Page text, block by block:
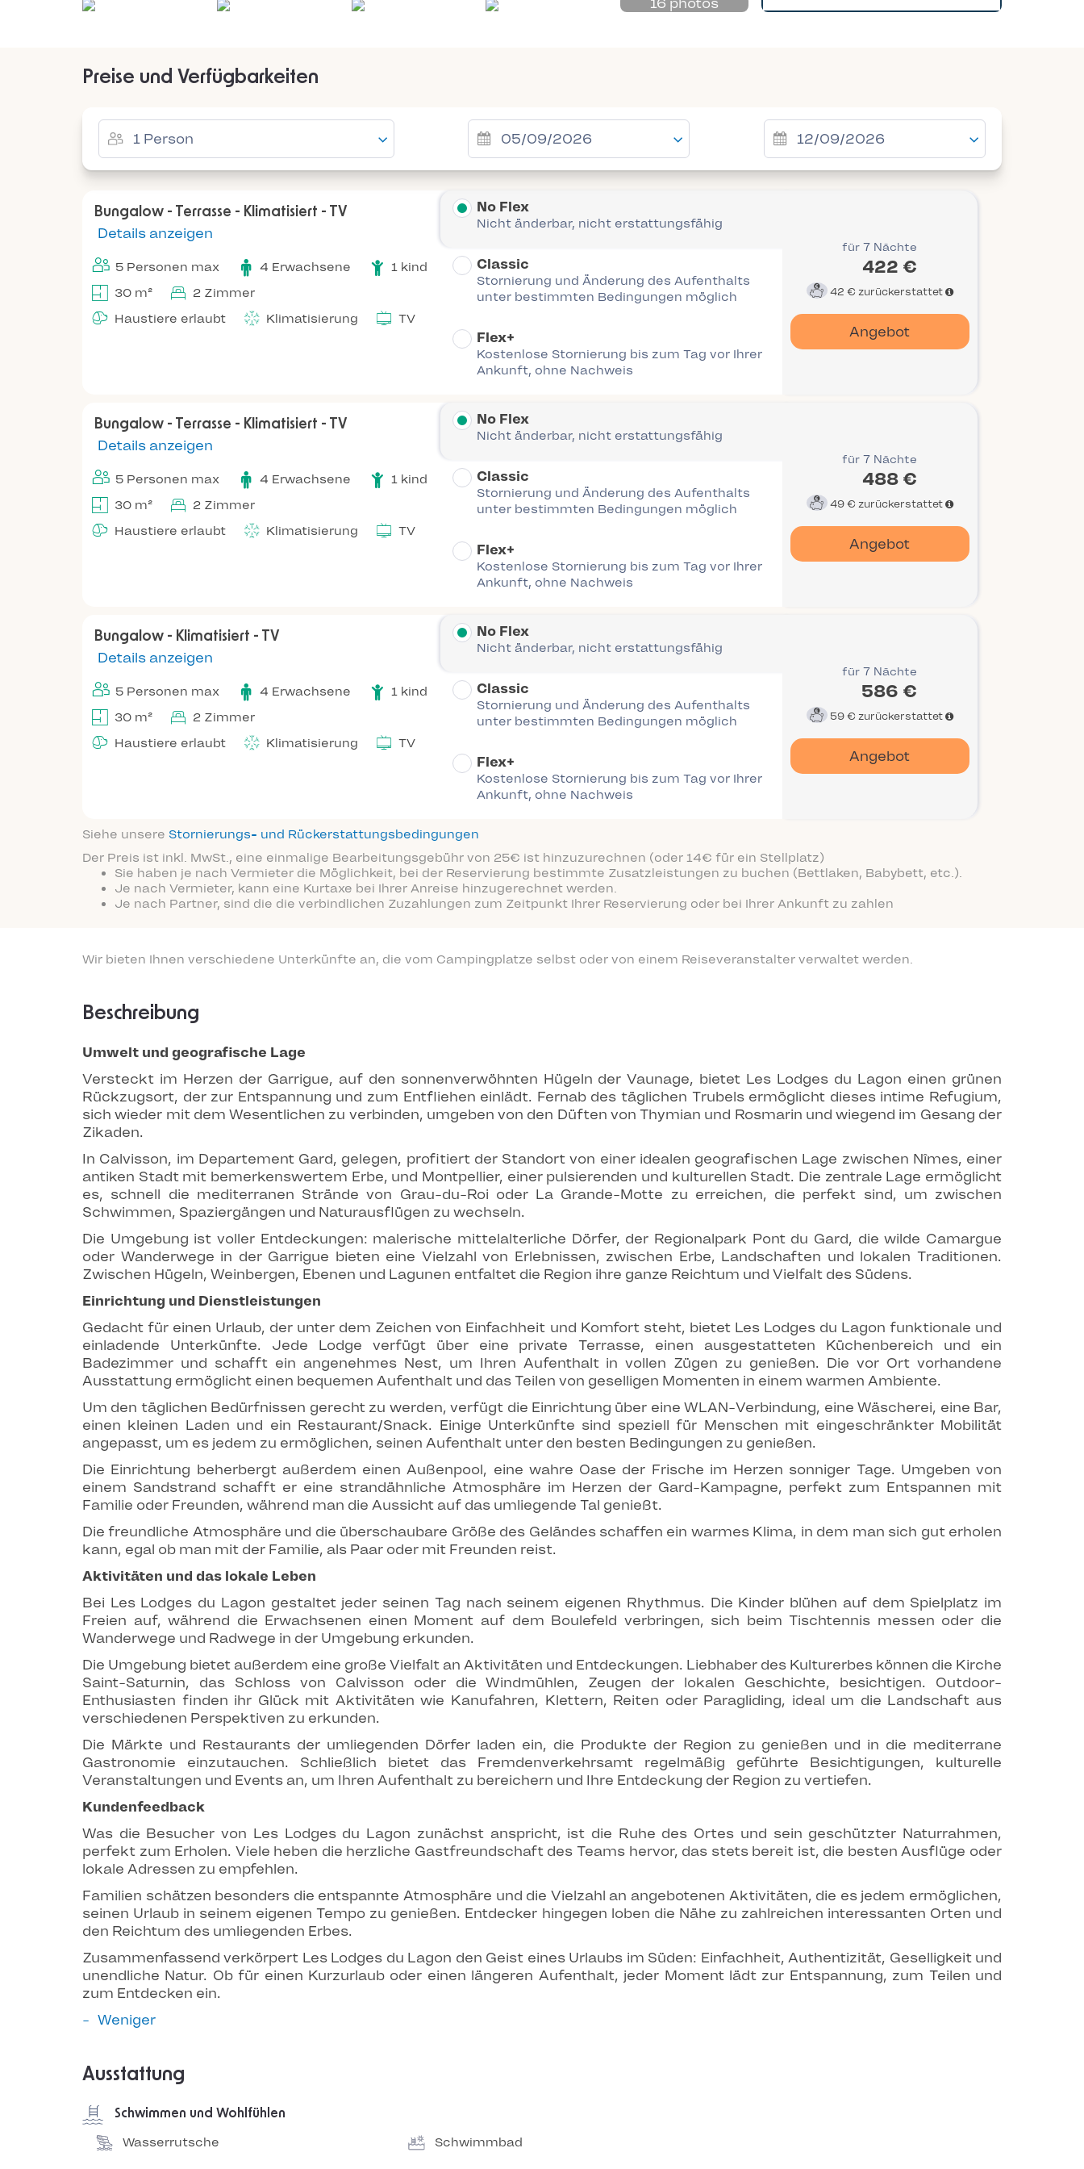
16 photos
Preise und Verfügbarkeiten
Bungalow - Terrasse - Klimatisiert - TV
Details anzeigen
5 Personen max 4 Erwachsene
1 kind
30 m²
2 Zimmer
Haustiere erlaubt
Klimatisierung TV
No Flex
Nicht änderbar, nicht erstattungsfähig
Classic
Stornierung und Änderung des Aufenthalts
unter bestimmten Bedingungen möglich
Flex+
Kostenlose Stornierung bis zum Tag vor Ihrer
Ankunft, ohne Nachweis
für 7 Nächte
422 €
42 € zurückerstattet
Angebot
Bungalow - Terrasse - Klimatisiert - TV
Details anzeigen
5 Personen max 4 Erwachsene
1 kind
30 m²
2 Zimmer
Haustiere erlaubt
Klimatisierung TV
No Flex
Nicht änderbar, nicht erstattungsfähig
Classic
Stornierung und Änderung des Aufenthalts
unter bestimmten Bedingungen möglich
Flex+
Kostenlose Stornierung bis zum Tag vor Ihrer
Ankunft, ohne Nachweis
für 7 Nächte
488 €
49 € zurückerstattet
Angebot
Bungalow - Klimatisiert - TV
Details anzeigen
5 Personen max 4 Erwachsene
1 kind
30 m²
2 Zimmer
Haustiere erlaubt
Klimatisierung TV
No Flex
Nicht änderbar, nicht erstattungsfähig
Classic
Stornierung und Änderung des Aufenthalts
unter bestimmten Bedingungen möglich
Flex+
Kostenlose Stornierung bis zum Tag vor Ihrer
Ankunft, ohne Nachweis
für 7 Nächte
586 €
59 € zurückerstattet
Angebot
Siehe unsere Stornierungs- und Rückerstattungsbedingungen
Der Preis ist inkl. MwSt., eine einmalige Bearbeitungsgebühr von 25€ ist hinzuzurechnen (oder 14€ für ein Stellplatz)
Sie haben je nach Vermieter die Möglichkeit, bei der Reservierung bestimmte Zusatzleistungen zu buchen (Bettlaken, Babybett, etc.).
Je nach Vermieter, kann eine Kurtaxe bei Ihrer Anreise hinzugerechnet werden.
Je nach Partner, sind die die verbindlichen Zuzahlungen zum Zeitpunkt Ihrer Reservierung oder bei Ihrer Ankunft zu zahlen
Wir bieten Ihnen verschiedene Unterkünfte an, die vom Campingplatze selbst oder von einem Reiseveranstalter verwaltet werden.
Beschreibung
Umwelt und geografische Lage
Versteckt im Herzen der Garrigue, auf den sonnenverwöhnten Hügeln der Vaunage, bietet Les Lodges du Lagon einen grünen
Rückzugsort, der zur Entspannung und zum Entfliehen einlädt. Fernab des täglichen Trubels ermöglicht dieses intime Refugium,
sich wieder mit dem Wesentlichen zu verbinden, umgeben von den Düften von Thymian und Rosmarin und wiegend im Gesang der
Zikaden.
In Calvisson, im Departement Gard, gelegen, profitiert der Standort von einer idealen geografischen Lage zwischen Nîmes, einer
antiken Stadt mit bemerkenswertem Erbe, und Montpellier, einer pulsierenden und kulturellen Stadt. Die zentrale Lage ermöglicht
es, schnell die mediterranen Strände von Grau-du-Roi oder La Grande-Motte zu erreichen, die perfekt sind, um zwischen
Schwimmen, Spaziergängen und Naturausflügen zu wechseln.
Die Umgebung ist voller Entdeckungen: malerische mittelalterliche Dörfer, der Regionalpark Pont du Gard, die wilde Camargue
oder Wanderwege in der Garrigue bieten eine Vielzahl von Erlebnissen, zwischen Erbe, Landschaften und lokalen Traditionen.
Zwischen Hügeln, Weinbergen, Ebenen und Lagunen entfaltet die Region ihre ganze Reichtum und Vielfalt des Südens.
Einrichtung und Dienstleistungen
Gedacht für einen Urlaub, der unter dem Zeichen von Einfachheit und Komfort steht, bietet Les Lodges du Lagon funktionale und
einladende Unterkünfte. Jede Lodge verfügt über eine private Terrasse, einen ausgestatteten Küchenbereich und ein
Badezimmer und schafft ein angenehmes Nest, um Ihren Aufenthalt in vollen Zügen zu genießen. Die vor Ort vorhandene
Ausstattung ermöglicht einen bequemen Aufenthalt und das Teilen von geselligen Momenten in einem warmen Ambiente.
Um den täglichen Bedürfnissen gerecht zu werden, verfügt die Einrichtung über eine WLAN-Verbindung, eine Wäscherei, eine Bar,
einen kleinen Laden und ein Restaurant/Snack. Einige Unterkünfte sind speziell für Menschen mit eingeschränkter Mobilität
angepasst, um es jedem zu ermöglichen, seinen Aufenthalt unter den besten Bedingungen zu genießen.
Die Einrichtung beherbergt außerdem einen Außenpool, eine wahre Oase der Frische im Herzen sonniger Tage. Umgeben von
einem Sandstrand schafft er eine strandähnliche Atmosphäre im Herzen der Gard-Kampagne, perfekt zum Entspannen mit
Familie oder Freunden, während man die Aussicht auf das umliegende Tal genießt.
Die freundliche Atmosphäre und die überschaubare Größe des Geländes schaffen ein warmes Klima, in dem man sich gut erholen
kann, egal ob man mit der Familie, als Paar oder mit Freunden reist.
Aktivitäten und das lokale Leben
Bei Les Lodges du Lagon gestaltet jeder seinen Tag nach seinem eigenen Rhythmus. Die Kinder blühen auf dem Spielplatz im
Freien auf, während die Erwachsenen einen Moment auf dem Boulefeld verbringen, sich beim Tischtennis messen oder die
Wanderwege und Radwege in der Umgebung erkunden.
Die Umgebung bietet außerdem eine große Vielfalt an Aktivitäten und Entdeckungen. Liebhaber des Kulturerbes können die Kirche
Saint-Saturnin, das Schloss von Calvisson oder die Windmühlen, Zeugen der lokalen Geschichte, besichtigen. Outdoor-
Enthusiasten finden ihr Glück mit Aktivitäten wie Kanufahren, Klettern, Reiten oder Paragliding, ideal um die Landschaft aus
verschiedenen Perspektiven zu erkunden.
Die Märkte und Restaurants der umliegenden Dörfer laden ein, die Produkte der Region zu genießen und in die mediterrane
Gastronomie einzutauchen. Schließlich bietet das Fremdenverkehrsamt regelmäßig geführte Besichtigungen, kulturelle
Veranstaltungen und Events an, um Ihren Aufenthalt zu bereichern und Ihre Entdeckung der Region zu vertiefen.
Kundenfeedback
Was die Besucher von Les Lodges du Lagon zunächst anspricht, ist die Ruhe des Ortes und sein geschützter Naturrahmen,
perfekt zum Erholen. Viele heben die herzliche Gastfreundschaft des Teams hervor, das stets bereit ist, die besten Ausflüge oder
lokale Adressen zu empfehlen.
Familien schätzen besonders die entspannte Atmosphäre und die Vielzahl an angebotenen Aktivitäten, die es jedem ermöglichen,
seinen Urlaub in seinem eigenen Tempo zu genießen. Entdecker hingegen loben die Nähe zu zahlreichen interessanten Orten und
den Reichtum des umliegenden Erbes.
Zusammenfassend verkörpert Les Lodges du Lagon den Geist eines Urlaubs im Süden: Einfachheit, Authentizität, Geselligkeit und
unendliche Natur. Ob für einen Kurzurlaub oder einen längeren Aufenthalt, jeder Moment lädt zur Entspannung, zum Teilen und
zum Entdecken ein.
Weniger
Ausstattung
Schwimmen und Wohlfühlen
Wasserrutsche Schwimmbad